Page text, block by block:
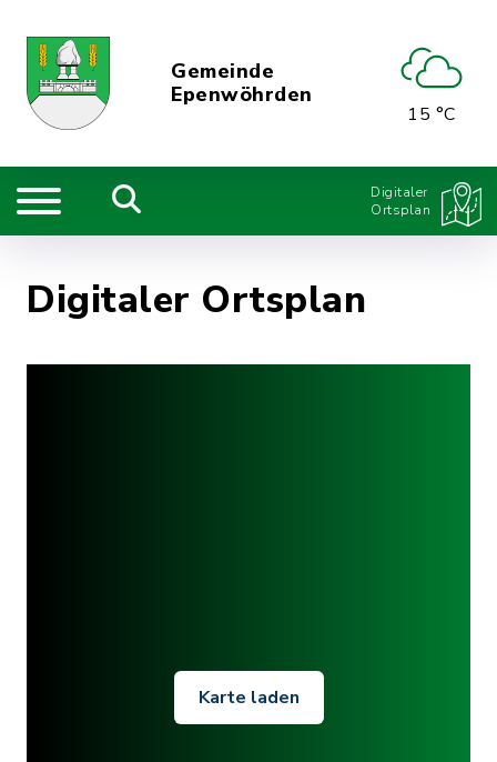
Gemeinde
Epenwöhrden
15 °C
Digitaler
Ortsplan
Digitaler Ortsplan
Karte laden